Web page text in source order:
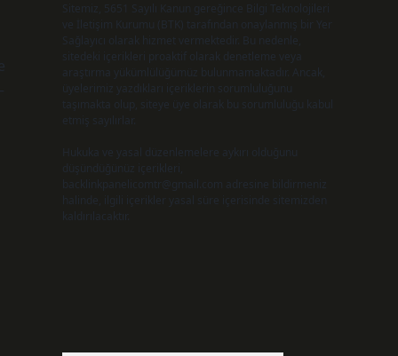
Sitemiz, 5651 Sayılı Kanun gereğince Bilgi Teknolojileri
ve İletişim Kurumu (BTK) tarafından onaylanmış bir Yer
Sağlayıcı olarak hizmet vermektedir. Bu nedenle,
sitedeki içerikleri proaktif olarak denetleme veya
araştırma yükümlülüğümüz bulunmamaktadır. Ancak,
üyelerimiz yazdıkları içeriklerin sorumluluğunu
taşımakta olup, siteye üye olarak bu sorumluluğu kabul
etmiş sayılırlar.
Hukuka ve yasal düzenlemelere aykırı olduğunu
düşündüğünüz içerikleri,
backlinkpanelicomtr@gmail.com adresine bildirmeniz
halinde, ilgili içerikler yasal süre içerisinde sitemizden
kaldırılacaktır.